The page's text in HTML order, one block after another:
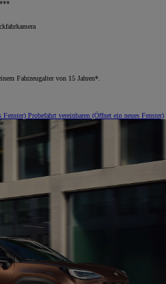
Fahrzeugalter von 15 Jahren*.
Fenster) Probefahrt vereinbaren (Öffnet ein neues Fenster)